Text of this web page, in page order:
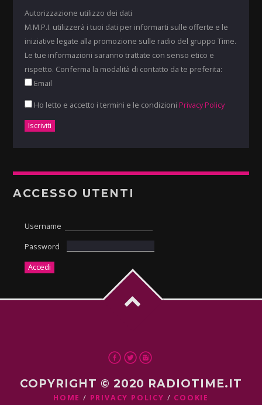
Autorizzazione utilizzo dei dati
M.M.P.I. utilizzerà i tuoi dati per informarti sulle offerte e le
iniziative legate alla promozione sulle radio del gruppo Time.
Le tue informazioni saranno trattate con senso etico e
rispetto. Conferma la modalità di contatto da te preferita:
Email
Ho letto e accetto i termini e le condizioni Privacy Policy
ACCESSO UTENTI
Username
Password
COPYRIGHT © 2020 RADIOTIME.IT
HOME PRIVACY POLICY COOKIE